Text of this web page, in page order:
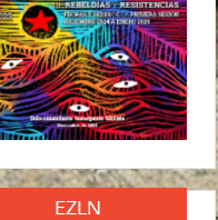
EZLN